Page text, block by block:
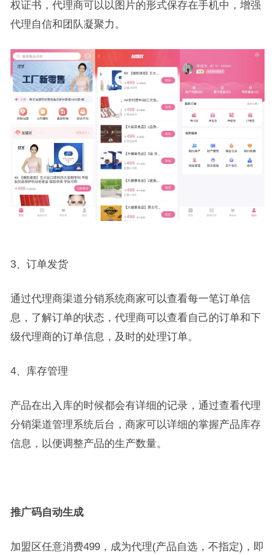
权证书，代理商可以以图片的形式保存在手机中，增强
代理自信和团队凝聚力。
3、订单发货
通过代理商渠道分销系统商家可以查看每一笔订单信
息，了解订单的状态，代理商可以查看自己的订单和下
级代理商的订单信息，及时的处理订单。
4、库存管理
产品在出入库的时候都会有详细的记录，通过查看代理
分销渠道管理系统后台，商家可以详细的掌握产品库存
信息，以便调整产品的生产数量。
推广码自动生成
加盟区任意消费499，成为代理(产品自选，不指定)，即